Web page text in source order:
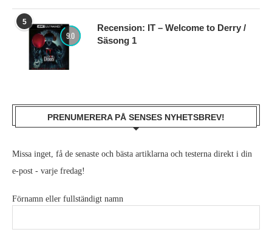
5
9.0
Recension: IT – Welcome to Derry /
Säsong 1
PRENUMERERA PÅ SENSES NYHETSBREV!
Missa inget, få de senaste och bästa artiklarna och testerna direkt i din
e-post - varje fredag!
Förnamn eller fullständigt namn